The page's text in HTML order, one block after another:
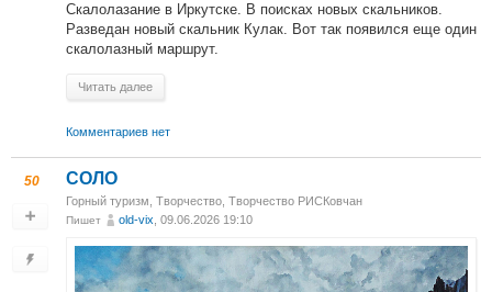
Скалолазание в Иркутске. В поисках новых скальников.
Разведан новый скальник Кулак. Вот так появился еще один
скалолазный маршрут.
Читать далее
Комментариев нет
50 СОЛО
Горный туризм Творчество Творчество РИСКовчан
Пишет old-vix , 09.06.2026 19:10